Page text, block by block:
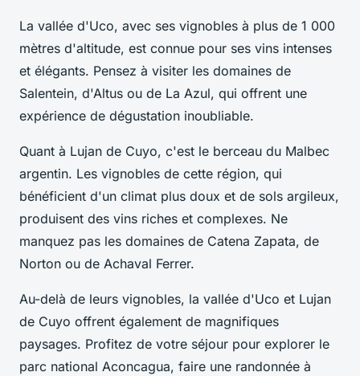
La vallée d'Uco, avec ses vignobles à plus de 1 000
mètres d'altitude, est connue pour ses vins intenses
et élégants. Pensez à visiter les domaines de
Salentein, d'Altus ou de La Azul, qui offrent une
expérience de dégustation inoubliable.
Quant à Lujan de Cuyo, c'est le berceau du Malbec
argentin. Les vignobles de cette région, qui
bénéficient d'un climat plus doux et de sols argileux,
produisent des vins riches et complexes. Ne
manquez pas les domaines de Catena Zapata, de
Norton ou de Achaval Ferrer.
Au-delà de leurs vignobles, la vallée d'Uco et Lujan
de Cuyo offrent également de magnifiques
paysages. Profitez de votre séjour pour explorer le
parc national Aconcagua, faire une randonnée à